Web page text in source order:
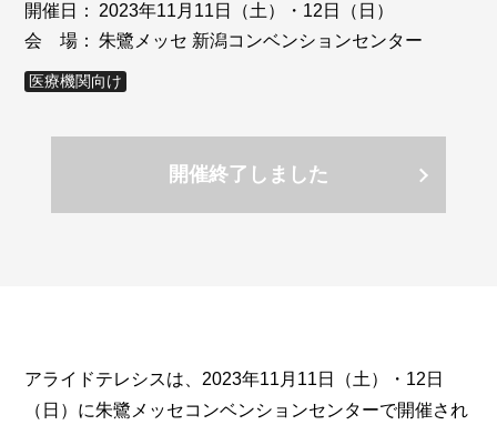
開催日：
2023年11月11日（土）・12日（日）
会 場：
朱鷺メッセ 新潟コンベンションセンター
医療機関向け
開催終了しました
アライドテレシスは、2023年11月11日（土）・12日
（日）に朱鷺メッセコンベンションセンターで開催され